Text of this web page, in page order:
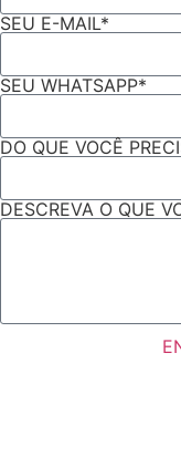
SEU E-MAIL*
SEU WHATSAPP*
DO QUE VOCÊ
DESCREVA O QUE